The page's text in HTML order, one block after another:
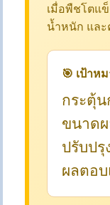
เมื่อพืชโตแ
น้ำหนัก แล
🎯 เป้าห
กระตุ้
ขนาด
ปรับป
ผลตอ